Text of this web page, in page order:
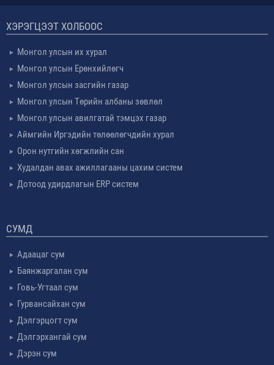
ХЭРЭГЦЭЭТ ХОЛБООС
Монгол улсын их хурал
Монгол улсын Ерөнхийлөгч
Монгол улсын засгийн газар
Монгол улсын Төрийн албаны зөвлөл
Монгол улсын авилгатай тэмцэх газар
Аймгийн Иргэдийн төлөөлөгчдийн хурал
Орон нутгийн хөгжлийн сан
Худалдан авах ажиллагааны цахим систем
Дотоод удирдлагын ERP систем
СУМД
Адаацаг сум
Баянжаргалан сум
Говь-Угтаал сум
Гурвансайхан сум
Дэлгэрцогт сум
Дэлгэрхангай сум
Дэрэн сум